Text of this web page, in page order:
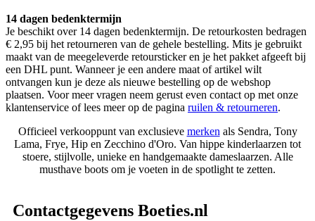
14 dagen bedenktermijn
Je beschikt over 14 dagen bedenktermijn. De retourkosten bedragen
€ 2,95 bij het retourneren van de gehele bestelling. Mits je gebruikt
maakt van de meegeleverde retoursticker en je het pakket afgeeft bij
een DHL punt. Wanneer je een andere maat of artikel wilt
ontvangen kun je deze als nieuwe bestelling op de webshop
plaatsen. Voor meer vragen neem gerust even contact op met onze
klantenservice of lees meer op de pagina ruilen & retourneren.
Officieel verkooppunt van exclusieve merken als Sendra, Tony
Lama, Frye, Hip en Zecchino d'Oro. Van hippe kinderlaarzen tot
stoere, stijlvolle, unieke en handgemaakte dameslaarzen. Alle
musthave boots om je voeten in de spotlight te zetten.
Contactgegevens Boeties.nl